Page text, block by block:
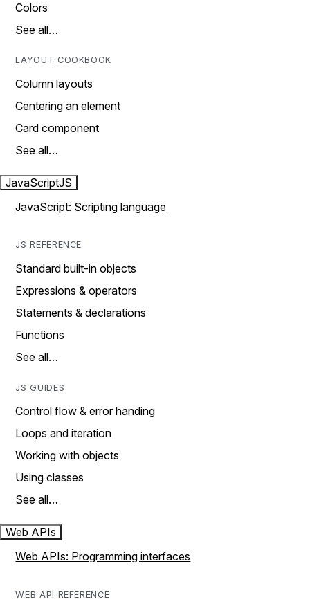
Colors
See all…
LAYOUT COOKBOOK
Column layouts
Centering an element
Card component
See all…
JavaScriptJS
JavaScript: Scripting language
JS REFERENCE
Standard built-in objects
Expressions & operators
Statements & declarations
Functions
See all…
JS GUIDES
Control flow & error handing
Loops and iteration
Working with objects
Using classes
See all…
Web APIs
Web APIs: Programming interfaces
WEB API REFERENCE